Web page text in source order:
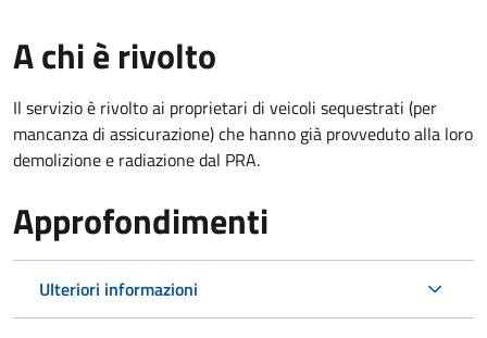
A chi è rivolto
Il servizio è rivolto ai proprietari di veicoli sequestrati (per
mancanza di assicurazione) che hanno già provveduto alla loro
demolizione e radiazione dal PRA.
Approfondimenti
Ulteriori informazioni